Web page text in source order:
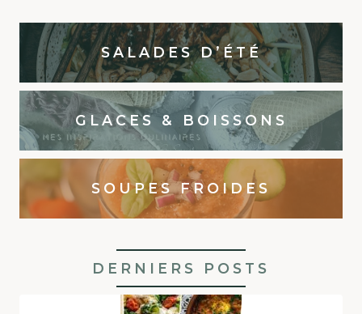
SALADES D’ÉTÉ
GLACES & BOISSONS
SOUPES FROIDES
DERNIERS POSTS